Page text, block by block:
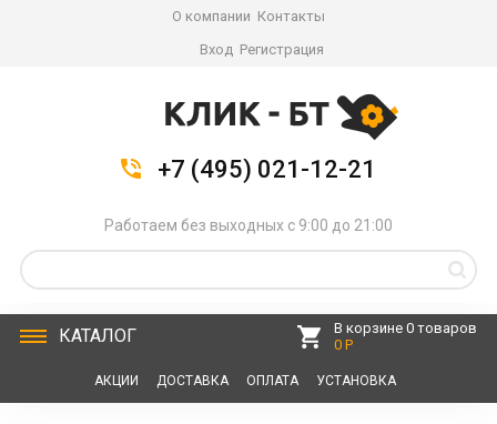
О компании Контакты
Вход Регистрация
+7 (495) 021-12-21
Работаем без выходных с 9:00 до 21:00
КАТАЛОГ
В корзине 0 товаров
0 Р
АКЦИИ ДОСТАВКА ОПЛАТА УСТАНОВКА